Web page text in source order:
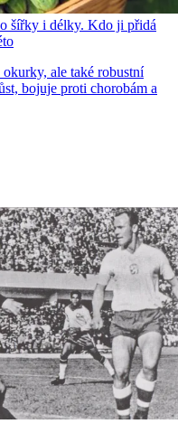
šířky i délky. Kdo ji přidá
ale také robustní
bojuje proti chorobám a